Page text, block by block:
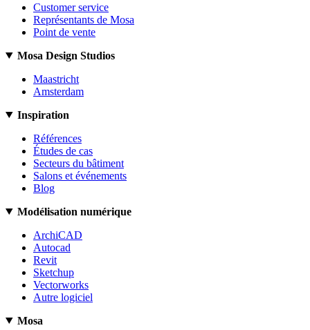
Customer service
Représentants de Mosa
Point de vente
Mosa Design Studios
Maastricht
Amsterdam
Inspiration
Références
Études de cas
Secteurs du bâtiment
Salons et événements
Blog
Modélisation numérique
ArchiCAD
Autocad
Revit
Sketchup
Vectorworks
Autre logiciel
Mosa